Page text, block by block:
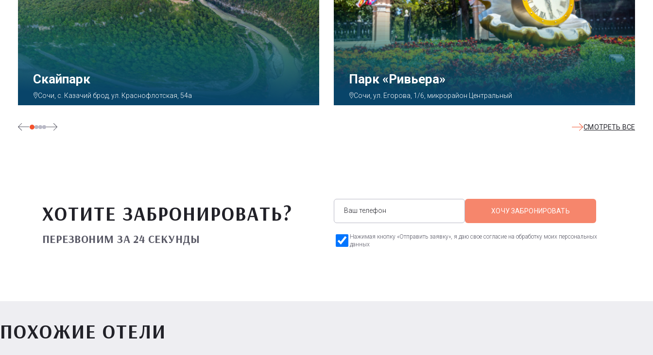
Парк «Ривьера»
Сочи, ул. Егорова, 1/6, микрорайон Центральный
Аквапарк «АКВАЛОО»
Сочи, ул. Декабристов, 78б
СМОТРЕТЬ ВСЕ
ХОТИТЕ ЗАБРОНИРОВАТЬ?
ПЕРЕЗВОНИМ ЗА 24 СЕКУНДЫ
ХОЧУ ЗАБРОНИРОВАТЬ
Нажимая кнопку «Отправить заявку», я даю свое согласие на обработку моих персональных
данных
ПОХОЖИЕ ОТЕЛИ